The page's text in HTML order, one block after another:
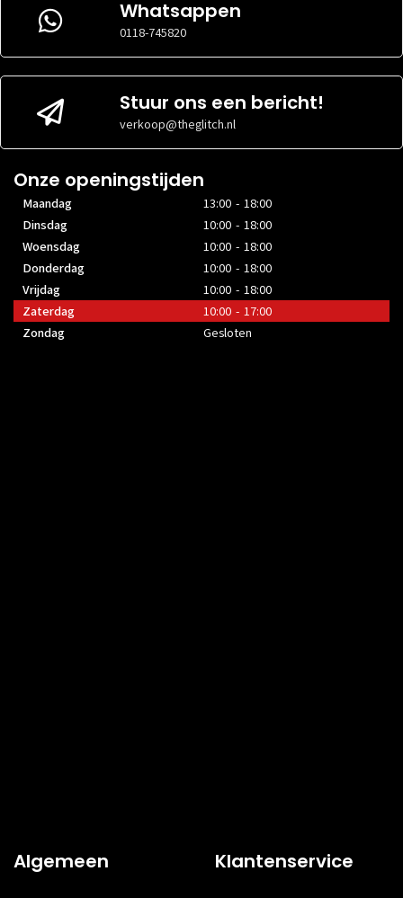
MAXIMALE
VIDEOKAARTGROOTTE
32 cm
MAXIMALE
VOEDINGGROOTTE
Niet
gespecificeerd
MAXIMALE
VIDEOKAARTGROOTTE
VOEDINGGROOTTE
Whatsappen
0118-745820
Stuur ons een bericht!
verkoop@theglitch.nl
Onze openingstijden
Maandag
13:00 - 18:00
Dinsdag
10:00 - 18:00
Woensdag
10:00 - 18:00
Donderdag
10:00 - 18:00
Vrijdag
10:00 - 18:00
Zaterdag
10:00 - 17:00
Zondag
Gesloten
Algemeen Klantenservice